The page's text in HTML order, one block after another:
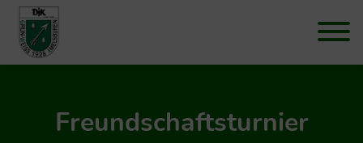
Freundschaftsturnier